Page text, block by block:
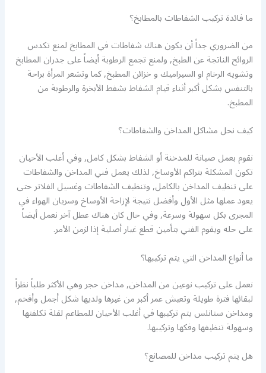
ما فائدة تركيب الشفاطات بالمطابخ؟
من الضروري جداً أن يكون هناك شفاطات في المطابخ لمنع تكدس
الروائح الناتجة عن الطبخ, ولمنع تجمع الرطوبة أيضاً على جدران المطابخ
وتشويه الرخام او السيراميك و خزائن المطبخ, كما وتشعر المرأة براحة
بالتنفس بشكل أكبر أثناء قيام الشفاط بشفط الأبخرة والرطوبة من
المطبخ.
كيف نحل مشاكل المداخن والشفاطات؟
نقوم بعمل صيانة للمدخنة أو الشفاط بشكل كامل, وفي أغلب الأحيان
تكون المشكلة بتراكم الأوساخ, لذلك يعمل فني المداخن والشفاطات
على تنظيف المداخن بالكامل, وتنظيف الشفاطات وغسيل الفلاتر حتى
يعود عملها مثل الأول وأفضل نتيجة لإزاحة الأوساخ وسريان الهواء في
المجرى بكل سهولة وسرعة, وفي حال كان هناك عطل آخر نعمل أيضاً
على حله ويقوم الفني بتأمين قطع غيار أصلية إذا لزمن الأمر.
ما أنواع المداخن التي يتم تركيبها؟
نعمل على تركيب نوعين من المداخن, مداخن حجر وهي الأكثر طلباً نظراً
لبقائها فترة طويلة وتعيش عمر أكبر من غيرها ولديها شكل أجمل وأفخم,
ومداخن ستانلس يتم تركيبها في أغلب الأحيان للمطاعم لقلة تكلفتها
وسهولة تنظيفها وفكها وتركيبها.
هل يتم تركيب مداخن للمصانع؟